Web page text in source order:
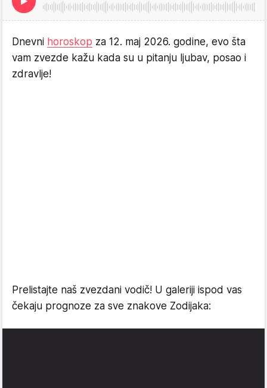
Dnevni horoskop za 12. maj 2026. godine, evo šta
vam zvezde kažu kada su u pitanju ljubav, posao i
zdravlje!
Prelistajte naš zvezdani vodič! U galeriji ispod vas
čekaju prognoze za sve znakove Zodijaka: